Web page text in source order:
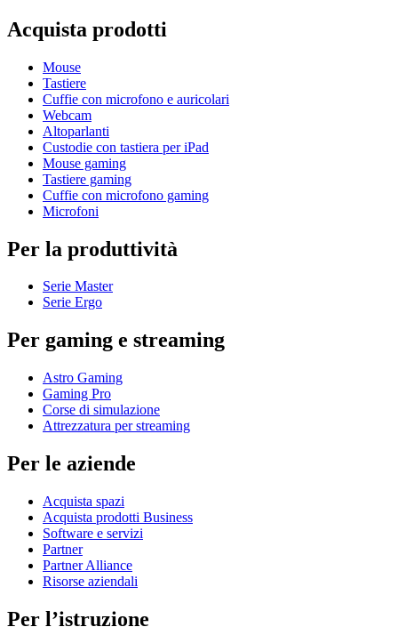
Acquista prodotti
Mouse
Tastiere
Cuffie con microfono e auricolari
Webcam
Altoparlanti
Custodie con tastiera per iPad
Mouse gaming
Tastiere gaming
Cuffie con microfono gaming
Microfoni
Per la produttività
Serie Master
Serie Ergo
Per gaming e streaming
Astro Gaming
Gaming Pro
Corse di simulazione
Attrezzatura per streaming
Per le aziende
Acquista spazi
Acquista prodotti Business
Software e servizi
Partner
Partner Alliance
Risorse aziendali
Per l’istruzione